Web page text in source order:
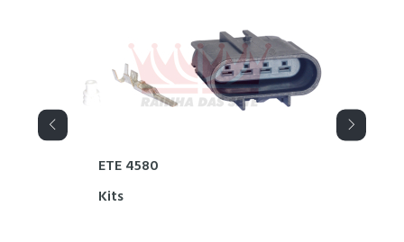
ETE 4580
Kits